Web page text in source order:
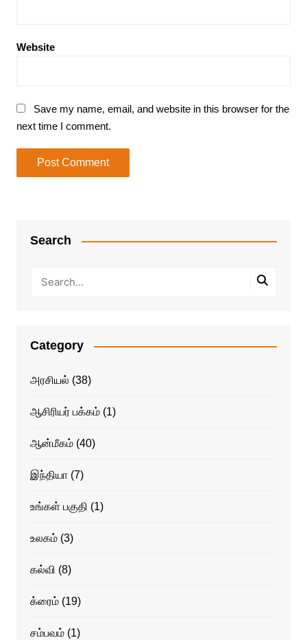
Website
Save my name, email, and website in this browser for the
next time I comment.
Search
Category
அரசியல் (38)
ஆசிரியர் பக்கம்(1)
ஆன்மீகம்(40)
இந்தியா(7)
உங்கள் பகுதி (1)
உலகம்(3)
கல்வி (8)
க்ரைம்(19)
சம்பவம்(1)